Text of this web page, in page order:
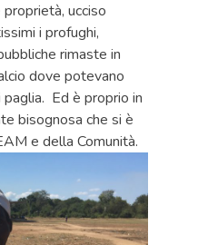
ucciso
i profughi,
rimaste in
dove potevano
Ed è proprio in
bisognosa che si è
e della Comunità.